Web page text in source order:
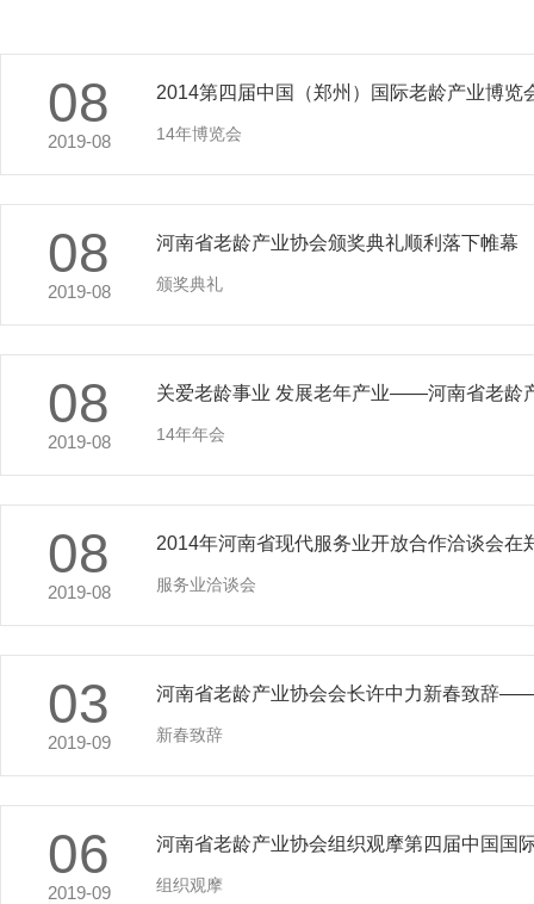
08
2019-08
2014第四届中国（郑州）国际老龄产业博览
14年博览会
08
2019-08
河南省老龄产业协会颁奖典礼顺利落下帷幕
颁奖典礼
08
2019-08
关爱老龄事业 发展老年产业——河南省老龄
14年年会
08
2019-08
2014年河南省现代服务业开放合作洽谈会在
服务业洽谈会
03
2019-09
河南省老龄产业协会会长许中力新春致辞
新春致辞
06
2019-09
河南省老龄产业协会组织观摩第四届中国国
组织观摩